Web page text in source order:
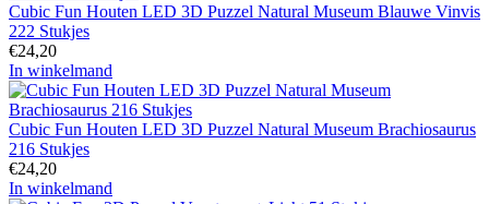
Cubic Fun Houten LED 3D Puzzel Natural Museum Blauwe Vinvis
222 Stukjes
€24,20
In winkelmand
Cubic Fun Houten LED 3D Puzzel Natural Museum Brachiosaurus
216 Stukjes
€24,20
In winkelmand